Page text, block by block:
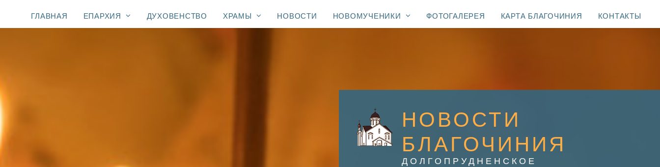
ГЛАВНАЯ ЕПАРХИЯ ДУХОВЕНСТВО ХРАМЫ НОВОСТИ НОВОМУЧЕНИКИ ФОТОГАЛЕРЕЯ КАРТА БЛАГОЧИНИЯ КОНТАКТЫ
НОВОСТИ
БЛАГОЧИНИЯ
ДОЛГОПРУДНЕНСКОЕ